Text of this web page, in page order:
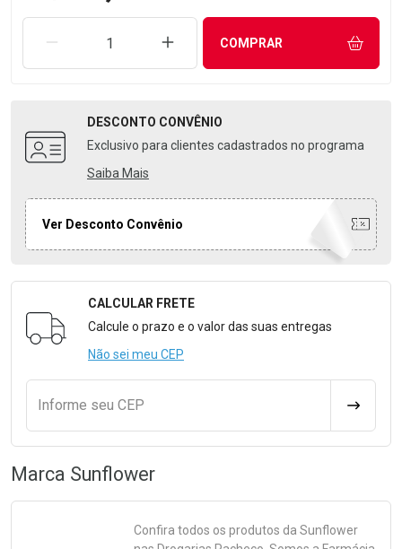
REMOVER UMA UNIDADEAUMENTAR UMA UNIDADE
COMPRAR
DESCONTO CONVÊNIO
Exclusivo para clientes cadastrados no programa
Saiba Mais
Ver Desconto Convênio
Formulário para Calcular o Frete
CALCULAR FRETE
Calcule o prazo e o valor das suas entregas
Não sei meu CEP
Informe seu CEP
Marca Sunflower
Confira todos os produtos da Sunflower